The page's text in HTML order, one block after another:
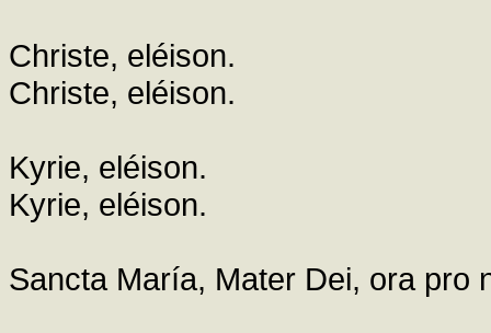
Christe, eléison.
Christe, eléison.
Kyrie, eléison.
Kyrie, eléison.
Sancta María, Mater Dei, ora pro